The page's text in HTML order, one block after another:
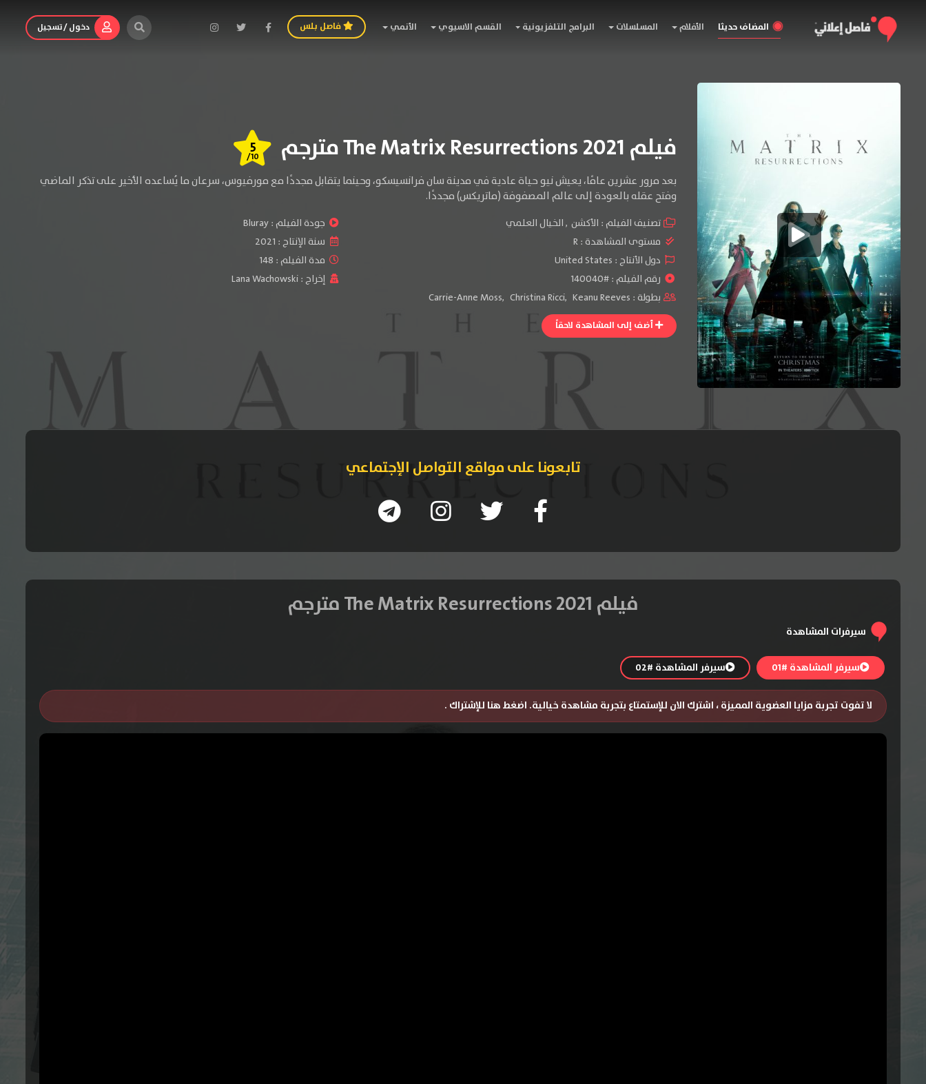
المضاف حديثا الأفلام المسلسلات البرامج التلفزيونية القسم الاسيوي الأنمي فاصل بلس دخول / تسجيل
فيلم The Matrix Resurrections 2021 مترجم 5
/10
بعد مرور عشرين عامًا، يعيش نيو حياة عادية في مدينة سان فرانسيسكو، وحينما يتقابل مجددًا مع مورفيوس، سرعان ما يُساعده الأخير على تذكر الماضي
وفتح عقله بالعودة إلى عالم المصفوفة (ماتريكس) مجددًا.
تصنيف الفيلم : الأكشن ,الخيال العلمي جودة الفيلم :Bluray
مستوى المشاهدة :R سنة الإنتاج : 2021
دول الأنتاج : United States
مدة الفيلم : 148
رقم الفيلم : #140040
إخراج :Lana Wachowski
بطولة :
Carrie-Anne Moss, Christina Ricci, Keanu Reeves
أضف إلى المشاهدة لاحقاً
تابعونا على مواقع التواصل الإجتماعي
فيلم The Matrix Resurrections 2021 مترجم
سيرفرات المشاهدة
سيرفر المشاهدة #01 سيرفر المشاهدة #02
لا تفوت تجربة مزايا العضوية المميزة ، اشترك الان للإستمتاع بتجربة مشاهدة خيالية. اضغط هنا للإشتراك .